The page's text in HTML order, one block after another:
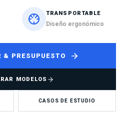
TRANSPORTABLE
Diseño ergonómico
& PRESUPUESTO
MODELOS
CASOS DE ESTUDIO